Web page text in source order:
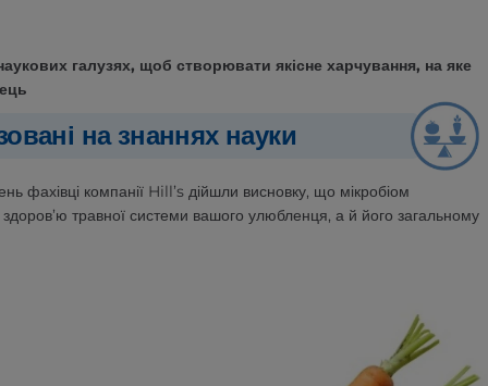
галузях, щоб створювати якісне харчування, на яке
на знаннях науки
фахівці компанії Hill’s дійшли висновку, що мікробіом
травної системи вашого улюбленця, а й його загальному